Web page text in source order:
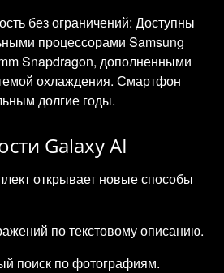
без ограничений: Доступны
процессорами Samsung
Snapdragon, дополненными
охлаждения. Смартфон
долгие годы.
Galaxy AI
открывает новые способы
по текстовому описанию.
поиск по фотографиям.